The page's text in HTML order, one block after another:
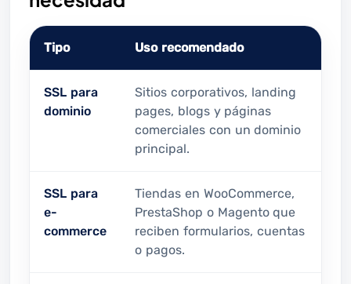
Tipo Uso recomendado
SSL para
dominio
Sitios corporativos, landing
pages, blogs y páginas
comerciales con un dominio
principal.
SSL para
e-
commerce
Tiendas en WooCommerce,
PrestaShop o Magento que
reciben formularios, cuentas
o pagos.